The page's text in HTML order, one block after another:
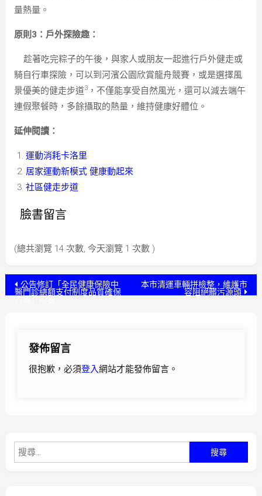
量熱量。
原則3：戶外探險趣：
趁著吃完粽子的午後，與家人或朋友一起進行戶外健走或
騎自行車探險，可以到河濱公園欣賞龍舟競賽，或是選擇風
景優美的健走步道3，不僅能享受自然風光，還可以減去端午
連假聚餐時，多餘攝取的熱量，維持健康好體位。
延伸閱讀：
運動消耗卡洛里
居家運動新模式 健康動起來
社區健走步道
臉書留言
(總共瀏覽 14 次數, 今天瀏覽 1 次數 )
文公告修訂「全⺠健康保險中
醫⾨診總額⽀付制度品質確保
本市清運車輛拼檢整，維護市
容阻絕髒污源頭
發佈留言
很抱歉，必須登入網站才能發佈留言。
尋